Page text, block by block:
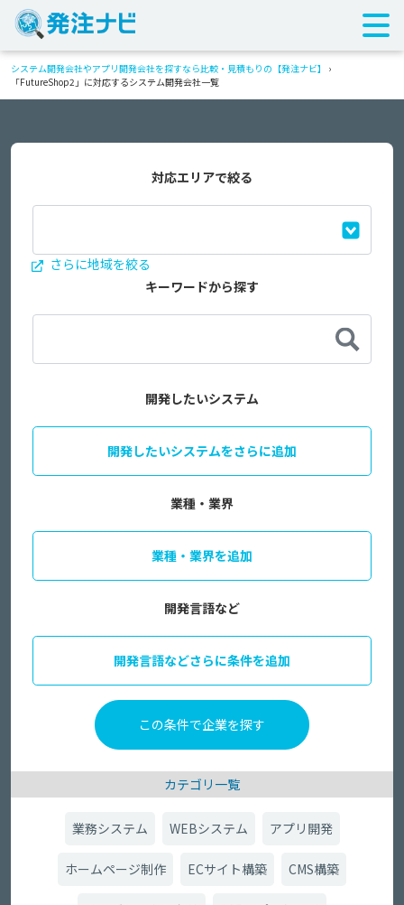
システム開発会社やアプリ開発会社を探すなら比較・見積もりの【発注ナビ】
›
「FutureShop2」に対応するシステム開発会社一覧
対応エリアで絞る
さらに地域を絞る
キーワードから探す
開発したいシステム
開発したいシステムをさらに追加
業種・業界
業種・業界を追加
開発言語など
開発言語などさらに条件を追加
カテゴリ一覧
業務システム WEBシステム アプリ開発
ホームページ制作 ECサイト構築 CMS構築